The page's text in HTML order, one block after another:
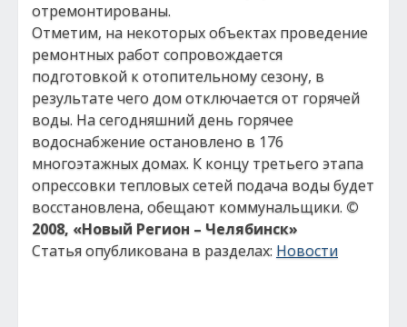
отремонтированы.
Отметим, на некоторых объектах проведение
ремонтных работ сопровождается
подготовкой к отопительному сезону, в
результате чего дом отключается от горячей
воды. На сегодняшний день горячее
водоснабжение остановлено в 176
многоэтажных домах. К концу третьего этапа
опрессовки тепловых сетей подача воды будет
восстановлена, обещают коммунальщики. ©
2008, «Новый Регион – Челябинск»
Статья опубликована в разделах: Новости